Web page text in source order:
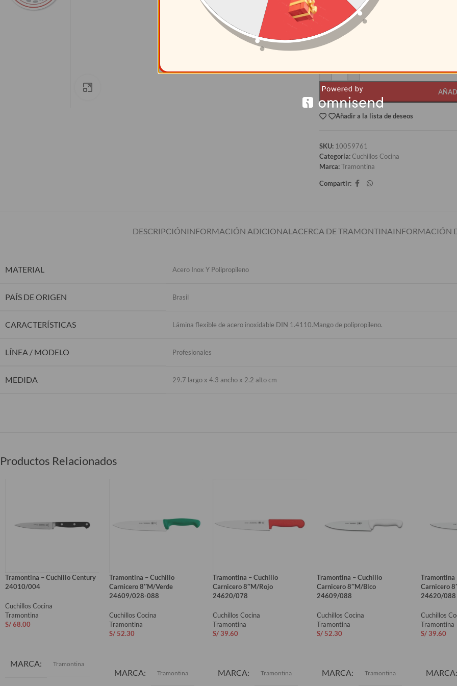
CANTIDAD
12+
Añadir a la lista de deseos
SKU: 10059761
Categoría:Cuchillos Cocina
Marca:Tramontina
Compartir:
DESCRIPCIÓNINFORMACIÓN ADICIONAL ACERCA DE TRAMONTINAINFORMACIÓN
MATERIAL Acero Inox Y Polipropileno
PAÍS DE ORIGEN Brasil
CARACTERÍSTICAS Lámina flexible de acero inoxidable DIN 1.4110.Mango de polipropileno.
LÍNEA / MODELO Profesionales
MEDIDA 29.7 largo x 4.3 ancho x 2.2 alto cm
Productos Relacionados
Tramontina – Cuchillo Century
24010/004
Cuchillos Cocina
Tramontina
S/68.00
MARCA Tramontina
Tramontina – Cuchillo
Carnicero 8″M/Verde
24609/028-088
Cuchillos Cocina
Tramontina
S/52.30
MARCA Tramontina
Tramontina – Cuchillo
Carnicero 8″M/Rojo
24620/078
Cuchillos Cocina
Tramontina
S/ 39.60
MARCA Tramontina
Tramontina – Cuchillo
Carnicero 8″M/Blco
24609/088
Cuchillos Cocina
Tramontina
S/52.30
MARCA Tramontina
Tramontina
Carnicero
24620/088
Cuchillos
Tramontina
S/39.60
MARCA